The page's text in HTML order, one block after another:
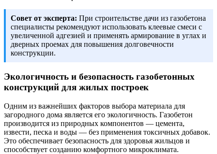
Совет от эксперта: При строительстве дачи из газобетона
специалисты рекомендуют использовать клеевые смеси с
увеличенной адгезией и применять армирование в углах и
дверных проемах для повышения долговечности
конструкции.
Экологичность и безопасность газобетонных
конструкций для жилых построек
Одним из важнейших факторов выбора материала для
загородного дома является его экологичность. Газобетон
производится из природных компонентов — цемента,
извести, песка и воды — без применения токсичных добавок.
Это обеспечивает безопасность для здоровья жильцов и
способствует созданию комфортного микроклимата.